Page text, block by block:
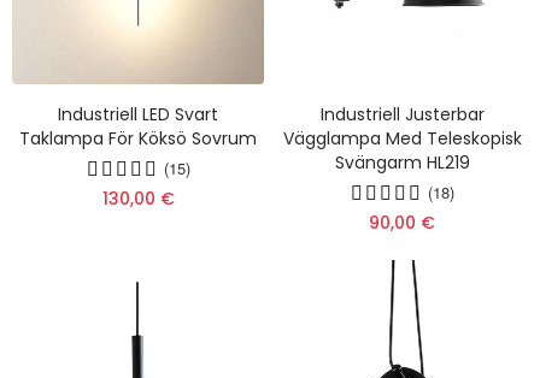
Industriell LED Svart
Taklampa För Köksö Sovrum
(15)
130,00 €
Industriell Justerbar
Vägglampa Med Teleskopisk
Svängarm HL219
(18)
90,00 €